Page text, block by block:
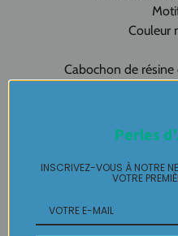
Couleur
Cabochon de
Livré avec
Création
Made in Pau
Création unique originale
Perles
INSCRIVEZ-VOUS À NOTRE
VOTRE